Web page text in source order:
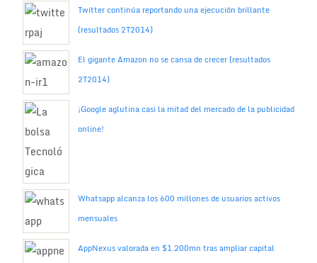
Twitter continúa reportando una ejecución brillante
(resultados 2T2014)
El gigante Amazon no se cansa de crecer (resultados
2T2014)
¡Google aglutina casi la mitad del mercado de la publicidad
online!
Whatsapp alcanza los 600 millones de usuarios activos
mensuales
AppNexus valorada en $1.200mn tras ampliar capital